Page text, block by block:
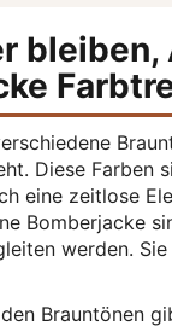
bleiben,
Diese Farben
eine zeitlose
Bomberjacke
werden.
Brauntönen